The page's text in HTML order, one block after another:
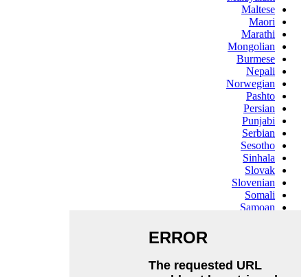
Maltese
Maori
Marathi
Mongolian
Burmese
Nepali
Norwegian
Pashto
Persian
Punjabi
Serbian
Sesotho
Sinhala
Slovak
Slovenian
Somali
Samoan
Swahili